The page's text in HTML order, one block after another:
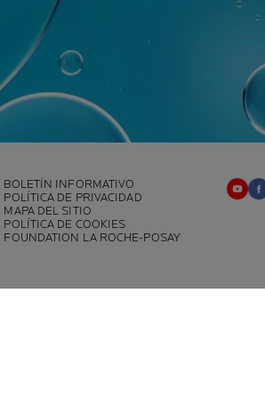
BOLETÍN INFORMATIVO
POLÍTICA DE PRIVACIDAD
MAPA DEL SITIO
POLÍTICA DE COOKIES
FOUNDATION LA ROCHE-POSAY